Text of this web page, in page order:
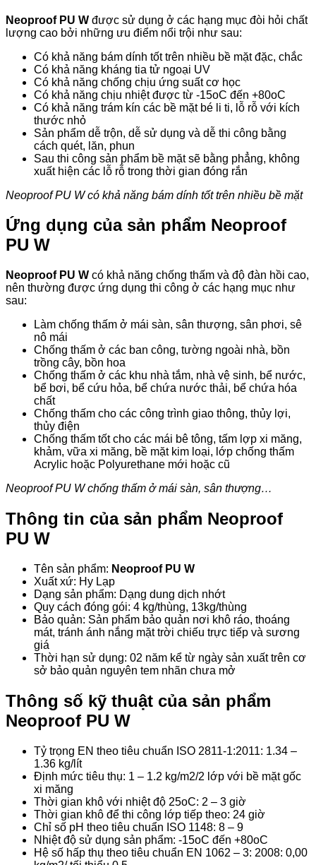
Neoproof PU W được sử dụng ở các hạng mục đòi hỏi chất
lượng cao bởi những ưu điểm nổi trội như sau:
Có khả năng bám dính tốt trên nhiều bề mặt đặc, chắc
Có khả năng kháng tia tử ngoại UV
Có khả năng chống chịu ứng suất cơ học
Có khả năng chịu nhiệt được từ -15oC đến +80oC
Có khả năng trám kín các bề mặt bé li ti, lỗ rỗ với kích
thước nhỏ
Sản phẩm dễ trộn, dễ sử dụng và dễ thi công bằng
cách quét, lăn, phun
Sau thi công sản phẩm bề mặt sẽ bằng phẳng, không
xuất hiện các lỗ rỗ trong thời gian đóng rắn
Neoproof PU W có khả năng bám dính tốt trên nhiều bề mặt
Ứng dụng của sản phẩm Neoproof
PU W
Neoproof PU W có khả năng chống thấm và độ đàn hồi cao,
nên thường được ứng dụng thi công ở các hạng mục như
sau:
Làm chống thấm ở mái sàn, sân thượng, sân phơi, sê
nô mái
Chống thấm ở các ban công, tường ngoài nhà, bồn
trồng cây, bồn hoa
Chống thấm ở các khu nhà tắm, nhà vệ sinh, bể nước,
bể bơi, bể cứu hỏa, bể chứa nước thải, bể chứa hóa
chất
Chống thấm cho các công trình giao thông, thủy lợi,
thủy điện
Chống thấm tốt cho các mái bê tông, tấm lợp xi măng,
khảm, vữa xi măng, bề mặt kim loại, lớp chống thấm
Acrylic hoặc Polyurethane mới hoặc cũ
Neoproof PU W chống thấm ở mái sàn, sân thượng…
Thông tin của sản phẩm Neoproof
PU W
Tên sản phẩm: Neoproof PU W
Xuất xứ: Hy Lạp
Dạng sản phẩm: Dạng dung dịch nhớt
Quy cách đóng gói: 4 kg/thùng, 13kg/thùng
Bảo quản: Sản phẩm bảo quản nơi khô ráo, thoáng
mát, tránh ánh nắng mặt trời chiếu trực tiếp và sương
giá
Thời hạn sử dụng: 02 năm kể từ ngày sản xuất trên cơ
sở bảo quản nguyên tem nhãn chưa mở
Thông số kỹ thuật của sản phẩm
Neoproof PU W
Tỷ trọng EN theo tiêu chuẩn ISO 2811-1:2011: 1.34 –
1.36 kg/lít
Định mức tiêu thụ: 1 – 1.2 kg/m2/2 lớp với bề mặt gốc
xi măng
Thời gian khô với nhiệt độ 25oC: 2 – 3 giờ
Thời gian khô để thi công lớp tiếp theo: 24 giờ
Chỉ số pH theo tiêu chuẩn ISO 1148: 8 – 9
Nhiệt độ sử dụng sản phẩm: -15oC đến +80oC
Hệ số hấp thụ theo tiêu chuẩn EN 1062 – 3: 2008: 0,00